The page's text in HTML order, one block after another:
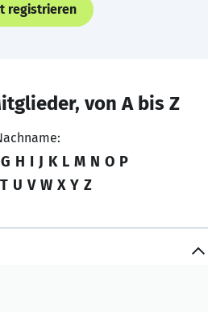
registrieren
von A bis Z
G H I J K L M N O P
T U V W X Y Z